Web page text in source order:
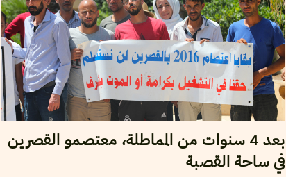
بعد 4 سنوات من المماطلة، معتصمو القصرين
في ساحة القصبة